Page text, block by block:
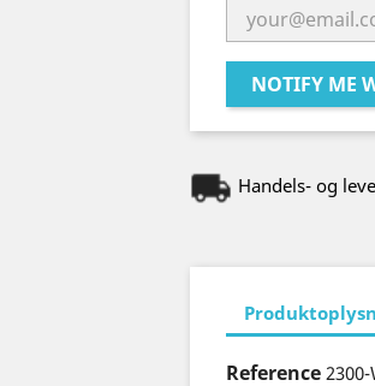
NOTIFY ME
Handels- og
Reference